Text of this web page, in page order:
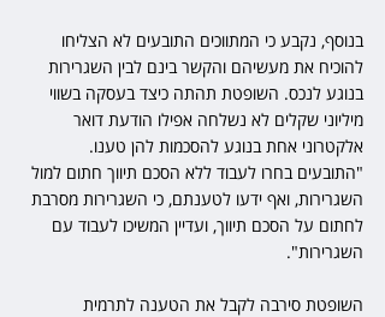
בנוסף, נקבע כי המתווכים התובעים לא הצליחו
להוכיח את מעשיהם והקשר בינם לבין השגרירות
בנוגע לנכס. השופטת תהתה כיצד בעסקה בשווי
מיליוני שקלים לא נשלחה אפילו הודעת דואר
אלקטרוני אחת בנוגע להסכמות להן טענו.
"התובעים בחרו לעבוד ללא הסכם תיווך חתום למול
השגרירות, ואף ידעו לטענתם, כי השגרירות מסרבת
לחתום על הסכם תיווך, ועדיין המשיכו לעבוד עם
השגרירות".
השופטת סירבה לקבל את הטענה לתרמית